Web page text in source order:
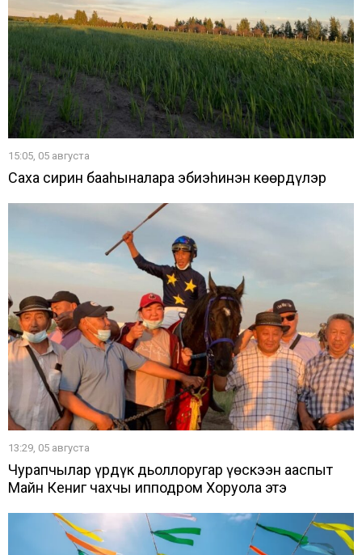
15:05, 05 августа
Саха сирин бааһыналара эбиэһинэн көҕөрдүлэр
13:29, 05 августа
Чурапчылар үрдүк дьоллоругар үөскээн ааспыт
Майн Кениг чахчы ипподром Хоруола этэ